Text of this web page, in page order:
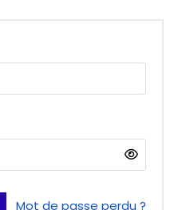
Mot de passe perdu ?